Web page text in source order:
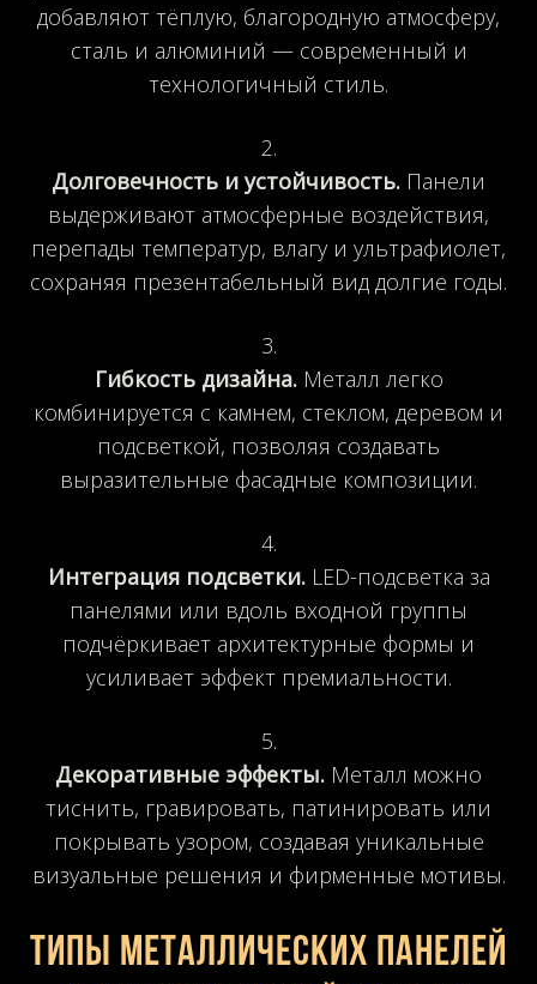
добавляют тёплую, благородную атмосферу,
сталь и алюминий — современный и
технологичный стиль.
Долговечность и устойчивость. Панели
выдерживают атмосферные воздействия,
перепады температур, влагу и ультрафиолет,
сохраняя презентабельный вид долгие годы.
Гибкость дизайна.Металл легко
комбинируется с камнем, стеклом, деревом и
подсветкой, позволяя создавать
выразительные фасадные композиции.
Интеграция подсветки.LED-подсветка за
панелями или вдоль входной группы
подчёркивает архитектурные формы и
усиливает эффект премиальности.
Декоративные эффекты. Металл можно
тиснить, гравировать, патинировать или
покрывать узором, создавая уникальные
визуальные решения и фирменные мотивы.
Типы металлических панелей